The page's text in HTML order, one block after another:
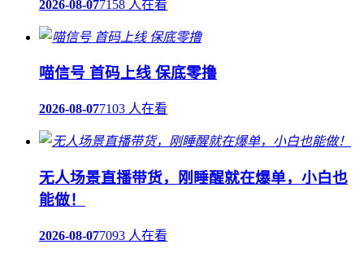
2026-08-077158 人在看
喵信号 首码上线 保底零撸
2026-08-077103 人在看
无人场景直播带货，刚睡醒就在爆单，小白也
能做！
2026-08-077093 人在看